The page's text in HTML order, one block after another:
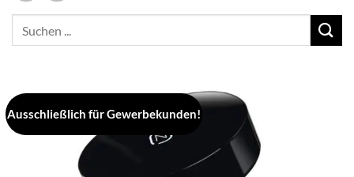
Ausschließlich für Gewerbekunden!